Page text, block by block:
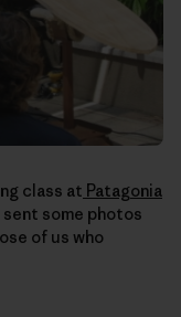
class at Patagonia
sent some photos
of us who